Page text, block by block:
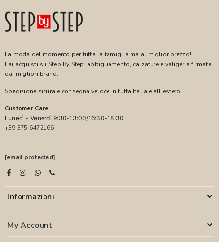
La moda del momento per tutta la famiglia ma al miglior prezzo!
Fai acquisti su Step By Step: abbigliamento, calzature e valigeria firmate
dai migliori brand.
Spedizione sicura e consegna veloce in tutta Italia e all'estero!
Customer Care
Lunedì - Venerdì 9:30-13:00/16:30-18:30
+39 375 6472166
[email protected]
Informazioni
My Account